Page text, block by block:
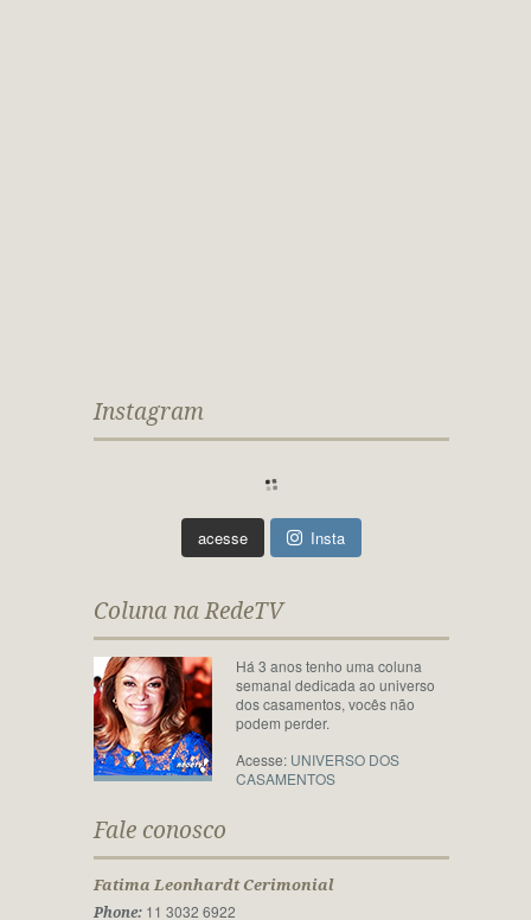
Instagram
acesse Insta
Coluna na RedeTV
Há 3 anos tenho uma coluna
semanal dedicada ao universo
dos casamentos, vocês não
podem perder.
Acesse: UNIVERSO DOS
CASAMENTOS
Fale conosco
Fatima Leonhardt Cerimonial
Phone:11 3032 6922